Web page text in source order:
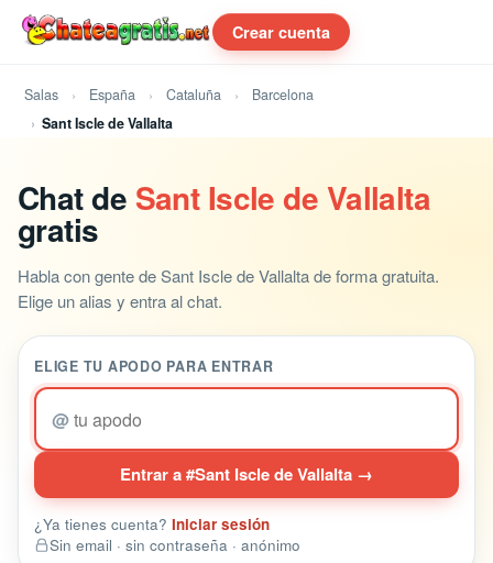
Crear cuenta
Salas España Cataluña
Barcelona
Sant Iscle de Vallalta
Chat de Sant Iscle de Vallalta
gratis
Habla con gente de Sant Iscle de Vallalta de forma gratuita.
Elige un alias y entra al chat.
ELIGE TU APODO PARA ENTRAR
@
Entrar a #Sant Iscle de Vallalta →
¿Ya tienes cuenta? Iniciar sesión
Sin email · sin contraseña · anónimo